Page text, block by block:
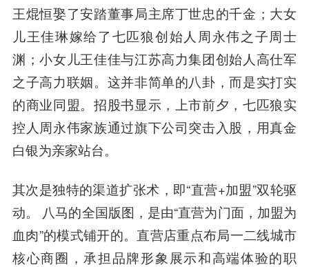
王焜恒娶了安踏董事局主席丁世忠的千金；大女
儿王佳琳嫁给了七匹狼创始人周永伟之子周士
渊；小女儿王佳佳与江苏高力集团创始人高仕军
之子高力联姻。这并非简单的八卦，而是实打实
的商业同盟。招股书显示，上市前夕，七匹狼实
控人周永伟家族通过旗下公司突击入股，用真金
白银为亲家站台。
其次是独特的渠道扩张术，即“直营+加盟”双轮驱
动。 八马的全国版图，是由“直营为门面，加盟为
血肉”的模式铺开的。直营店重点布局一二线城市
核心商圈，承担品牌形象展示和高端体验的职